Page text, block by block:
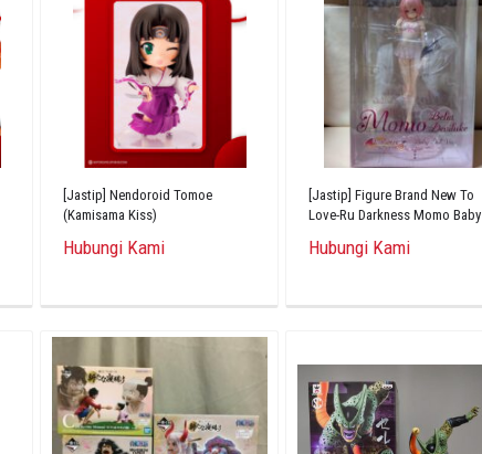
[Jastip] Nendoroid Tomoe
(Kamisama Kiss)
Hubungi Kami
[Jastip] Figure Brand New To
Love-Ru Darkness Momo Baby
Hubungi Kami